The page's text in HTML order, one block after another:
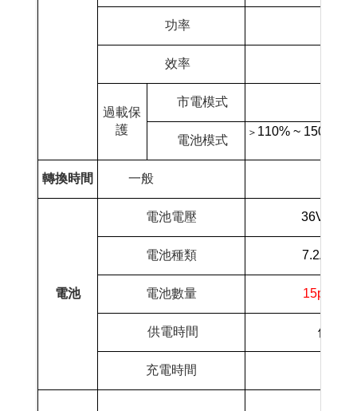
功率
效率
過載保
護
市電模式
電池模式
＞ 110% ~ 150% 30
轉換時間 一般
電池
電池電壓 36Vdc
電池種類 7.2AH
電池數量 15pcs
供電時間 依需
充電時間